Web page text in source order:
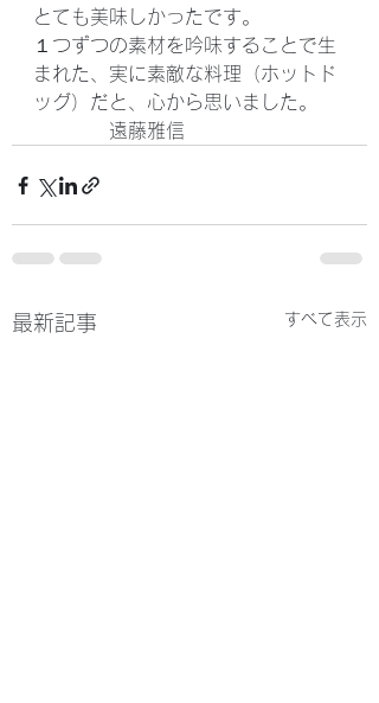
とても美味しかったです。
１つずつの素材を吟味することで生
まれた、実に素敵な料理（ホットド
ッグ）だと、心から思いました。
遠藤雅信
最新記事 すべて表示